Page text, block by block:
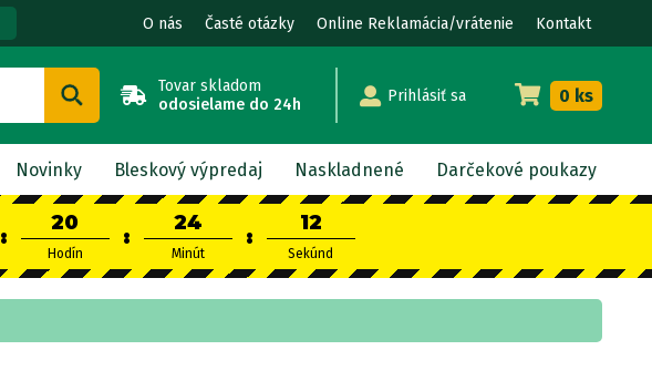
O nás Časté otázky Online Reklamácia/vrátenie Kontakt
Tovar skladom
odosielame do 24h
Prihlásiť sa 0 ks
Novinky Bleskový výpredaj Naskladnené Darčekové poukazy
:
20
Hodín
:
24
Minút
:
11
Sekúnd